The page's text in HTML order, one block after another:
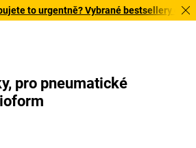
to urgentně? Vybrané bestsellery
pro pneumatické